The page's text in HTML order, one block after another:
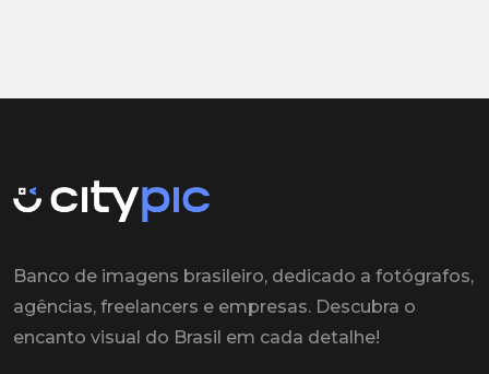
Banco de imagens brasileiro, dedicado a fotógrafos,
agências, freelancers e empresas. Descubra o
encanto visual do Brasil em cada detalhe!